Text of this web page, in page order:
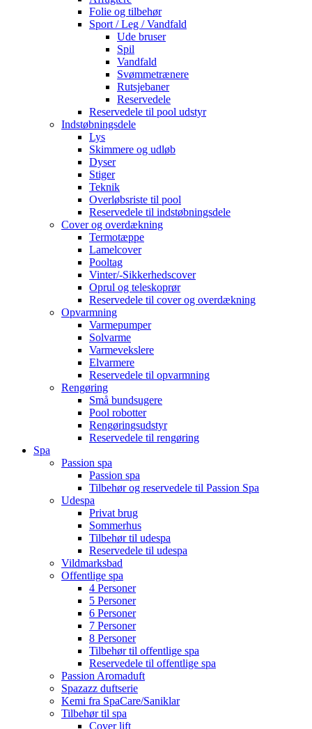
Folie og tilbehør
Sport / Leg / Vandfald
Ude bruser
Spil
Vandfald
Svømmetrænere
Rutsjebaner
Reservedele
Reservedele til pool udstyr
Indstøbningsdele
Lys
Skimmere og udløb
Dyser
Stiger
Teknik
Overløbsriste til pool
Reservedele til indstøbningsdele
Cover og overdækning
Termotæppe
Lamelcover
Pooltag
Vinter/-Sikkerhedscover
Oprul og teleskoprør
Reservedele til cover og overdækning
Opvarmning
Varmepumper
Solvarme
Varmevekslere
Elvarmere
Reservedele til opvarmning
Rengøring
Små bundsugere
Pool robotter
Rengøringsudstyr
Reservedele til rengøring
Spa
Passion spa
Passion spa
Tilbehør og reservedele til Passion Spa
Udespa
Privat brug
Sommerhus
Tilbehør til udespa
Reservedele til udespa
Vildmarksbad
Offentlige spa
4 Personer
5 Personer
6 Personer
7 Personer
8 Personer
Tilbehør til offentlige spa
Reservedele til offentlige spa
Passion Aromaduft
Spazazz duftserie
Kemi fra SpaCare/Saniklar
Tilbehør til spa
Cover lift